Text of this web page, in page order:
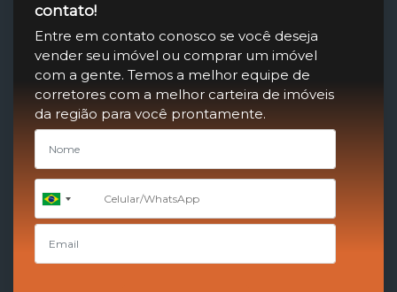
contato!
Entre em contato conosco se você deseja
vender seu imóvel ou comprar um imóvel
com a gente. Temos a melhor equipe de
corretores com a melhor carteira de imóveis
da região para você prontamente.
Brazil
+55